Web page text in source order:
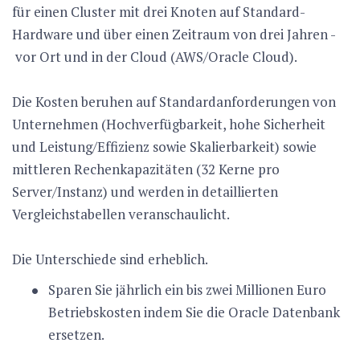
für einen Cluster mit drei Knoten auf Standard-
Hardware und über einen Zeitraum von drei Jahren -
vor Ort und in der Cloud (AWS/Oracle Cloud).
Die Kosten beruhen auf Standardanforderungen von
Unternehmen (Hochverfügbarkeit, hohe Sicherheit
und Leistung/Effizienz sowie Skalierbarkeit) sowie
mittleren Rechenkapazitäten (32 Kerne pro
Server/Instanz) und werden in detaillierten
Vergleichstabellen veranschaulicht.
Die Unterschiede sind erheblich.
Sparen Sie jährlich ein bis zwei Millionen Euro
Betriebskosten indem Sie die Oracle Datenbank
ersetzen.